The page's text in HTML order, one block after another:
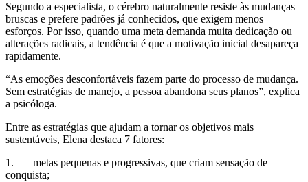
Segundo a especialista, o cérebro naturalmente resiste às mudanças
bruscas e prefere padrões já conhecidos, que exigem menos
esforços. Por isso, quando uma meta demanda muita dedicação ou
alterações radicais, a tendência é que a motivação inicial desapareça
rapidamente.
“As emoções desconfortáveis fazem parte do processo de mudança.
Sem estratégias de manejo, a pessoa abandona seus planos”, explica
a psicóloga.
Entre as estratégias que ajudam a tornar os objetivos mais
sustentáveis, Elena destaca 7 fatores:
1. metas pequenas e progressivas, que criam sensação de
conquista;